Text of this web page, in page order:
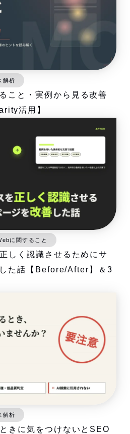
解析
こと・実例から見る改善
活用】
に関すること
しく認識させるためにサ
た話【Before/After】＆3
解析
きに気をつけないとSEO